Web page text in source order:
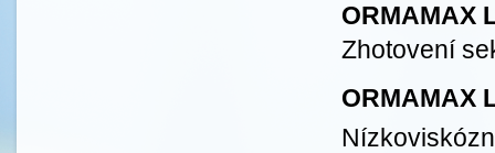
ORMAMAX
Zhotovení
ORMAMAX